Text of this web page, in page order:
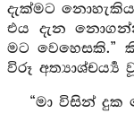
දැක්මට
එය දැන
මට වෙහෙසකි.”
විරූ අත්‍යාශ්චර්‍ය්‍ය
“මා විසින් දුක